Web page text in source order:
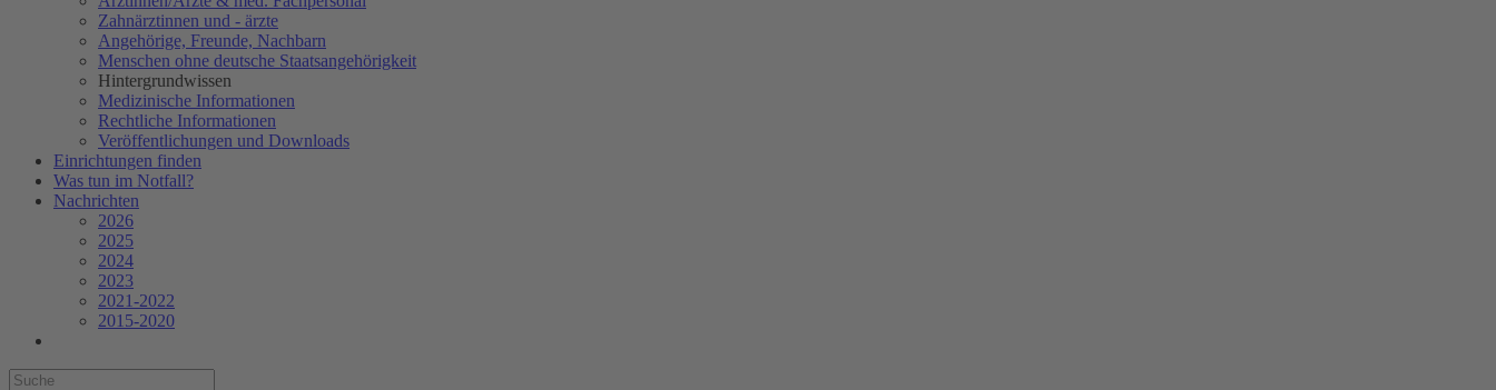
Zahnärztinnen und - ärzte
Angehörige, Freunde, Nachbarn
Menschen ohne deutsche Staatsangehörigkeit
Hintergrundwissen
Medizinische Informationen
Rechtliche Informationen
Veröffentlichungen und Downloads
Einrichtungen finden
Was tun im Notfall?
Nachrichten
2026
2025
2024
2023
2021-2022
2015-2020